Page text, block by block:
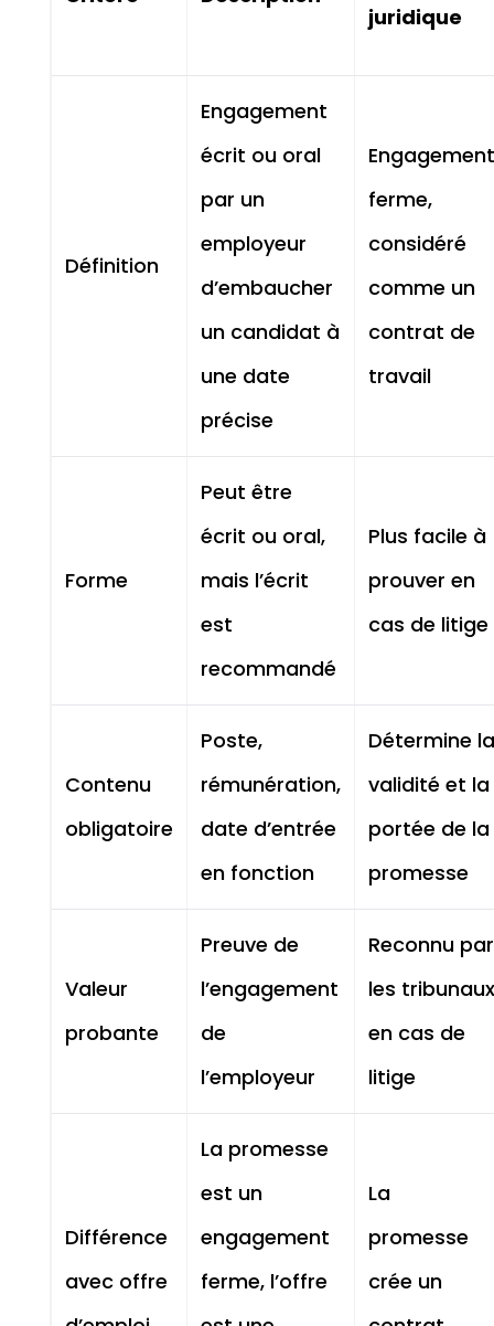
juridique
Définition
Engagement
écrit ou oral
par un
employeur
d’embaucher
un candidat à
une date
précise
Engagement
ferme,
considéré
comme un
contrat de
travail
Forme
Peut être
écrit ou oral,
mais l’écrit
est
recommandé
Plus facile à
prouver en
cas de litige
Contenu
obligatoire
Poste,
rémunération,
date d’entrée
en fonction
Détermine la
validité et la
portée de la
promesse
Valeur
probante
Preuve de
l’engagement
de
l’employeur
Reconnu par
les tribunaux
en cas de
litige
Différence
avec offre
La promesse
est un
engagement
ferme, l’offre
La
promesse
crée un